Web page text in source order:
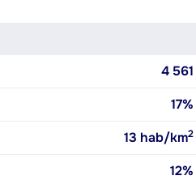
4 561
17%
13 hab/km2
12%